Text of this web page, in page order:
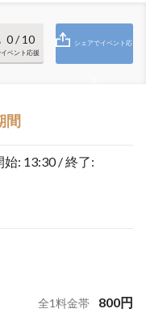
0/ 10
ベント応援
シェアでイベント応
間
始: 13:30 / 終了:
全1料金帯 800円